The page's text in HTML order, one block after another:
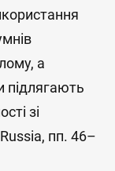
а
підлягають
зі
пп. 46–